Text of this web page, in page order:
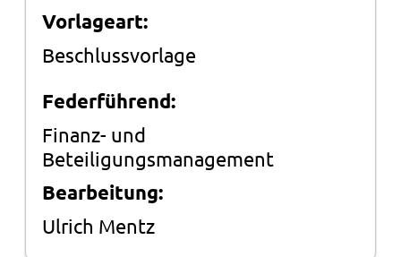
Vorlageart:
Beschlussvorlage
Federführend:
Finanz- und
Beteiligungsmanagement
Bearbeitung:
Ulrich Mentz